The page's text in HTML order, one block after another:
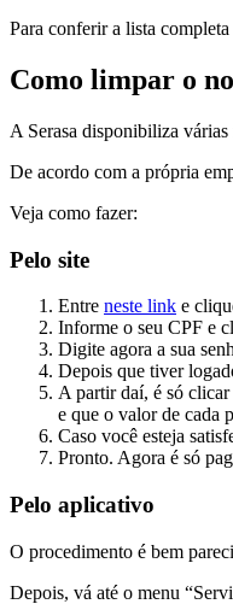
Para conferir a lista
Como limpar o
A Serasa disponibiliza
De acordo com a própria
Veja como fazer:
Pelo site
Entre neste link e
Informe o seu CPF e
Digite agora a sua
Depois que tiver
A partir daí, é só clicar
e que o valor de cada
Caso você esteja
Pronto. Agora é só
Pelo aplicativo
O procedimento é bem
Depois, vá até o menu